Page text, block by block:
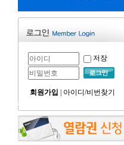
저장
회원가입 아이디/비번찾기